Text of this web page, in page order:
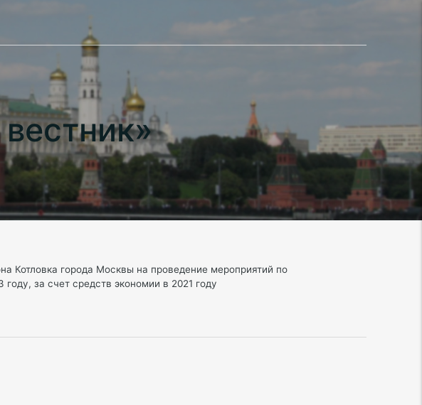
Котловка города Москвы на проведение мероприятий по
за счет средств экономии в 2021 году